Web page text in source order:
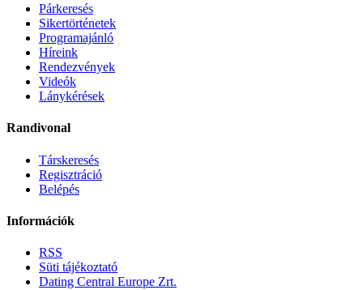
Párkeresés
Sikertörténetek
Programajánló
Híreink
Rendezvények
Videók
Lánykérések
Randivonal
Társkeresés
Regisztráció
Belépés
Információk
RSS
Süti tájékoztató
Dating Central Europe Zrt.